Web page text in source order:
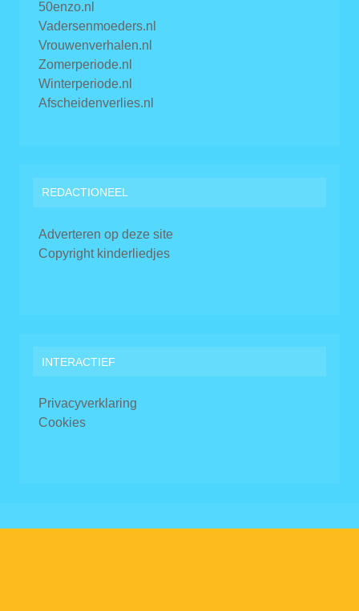
50enzo.nl
Vadersenmoeders.nl
Vrouwenverhalen.nl
Zomerperiode.nl
Winterperiode.nl
Afscheidenverlies.nl
REDACTIONEEL
Adverteren op deze site
Copyright kinderliedjes
INTERACTIEF
Privacyverklaring
Cookies